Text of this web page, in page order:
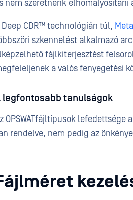
nem szeretnénk elhomályosítani
Deep CDR™ technológián túl,
szkennelést alkalmazó
fájlkiterjesztést
a valós fenyegetési
legfontosabb tanulságok
OPSWATfájltípusok lefedettsége
rendelve, nem pedig az